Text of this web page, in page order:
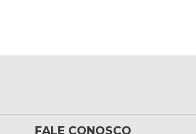
FALE CONOSCO